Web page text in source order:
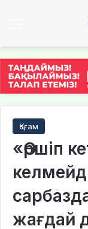
Қоғам
«Өршіп
жағдай